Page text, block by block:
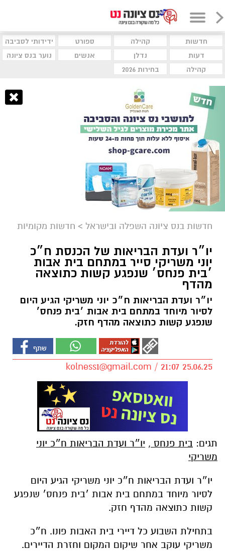
חדשות קהילה ספורט
ידידותי לסביבה
דעות
נדלן אנשים
נוער בנס ציונה
קהילה
בחירות 2026
חדשות בנס ציונה השפלה ובישראל > חדשות מקומיות
יו״ר ועדת הבריאות של הכנסת ח״כ
יוני משריקי סייר במתחם בית אבות
׳בית פנחס׳ שנפגע קשות כתוצאה
מהדף
יו״ר ועדת הבריאות ח״כ יוני משריקי הגיע היום
לסיור מיוחד במתחם בית אבות ׳בית פנחס׳
שנפגע קשות כתוצאה מהדף חזק.
kolness1@gmail.com / 21:07 25.06.25
תגים: בית פנחס , יו״ר ועדת הבריאות ח״כ יוני
משריקי
יו״ר ועדת הבריאות ח״כ יוני משריקי הגיע היום
לסיור מיוחד במתחם בית אבות ׳בית פנחס׳ שנפגע
קשות כתוצאה מהדף חזק.
בתחילת השבוע כל דיירי בית האבות פונו. ח״כ
משריקי עוקב אחר שיקום המקום וחזרת הדיירים.